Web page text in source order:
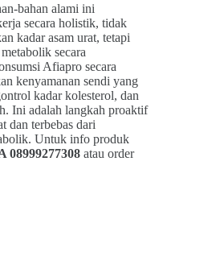
bahan alami ini
secara holistik, tidak
kadar asam urat, tetapi
secara
Afiapro secara
kenyamanan sendi yang
kadar kolesterol, dan
Ini adalah langkah proaktif
dan terbebas dari
Untuk info produk
08999277308 atau order